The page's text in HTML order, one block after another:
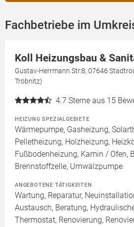
Fachbetriebe im
Koll Heizungsbau &
Gustav-Herrmann Str.8, 07646
Tröbnitz)
4.7 Sterne aus 15
HEIZUNG SPEZIALGEBIETE
Wärmepumpe, Gasheizung,
Pelletheizung, Holzheizung,
Fußbodenheizung, Kamin / Ofen,
Brennstoffzelle, Umwälzpumpe
ANGEBOTENE TÄTIGKEITEN
Wartung, Reparatur,
Austausch, Beratung,
Thermostat, Renovierung,